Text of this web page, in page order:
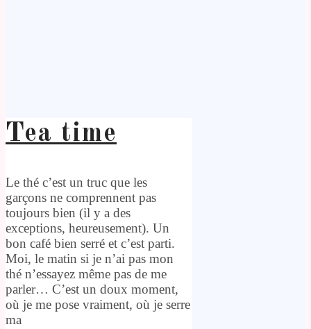
Tea time
Le thé c’est un truc que les
garçons ne comprennent pas
toujours bien (il y a des
exceptions, heureusement). Un
bon café bien serré et c’est parti.
Moi, le matin si je n’ai pas mon
thé n’essayez même pas de me
parler… C’est un doux moment,
où je me pose vraiment, où je serre
ma